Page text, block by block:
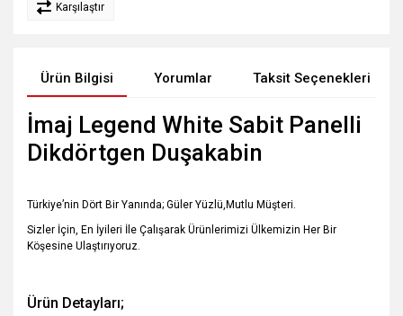
Karşılaştır
Ürün Bilgisi Yorumlar Taksit Seçenekleri
İmaj Legend White Sabit Panelli
Dikdörtgen Duşakabin
Türkiye’nin Dört Bir Yanında; Güler Yüzlü,Mutlu Müşteri.
Sizler İçin, En İyileri İle Çalışarak Ürünlerimizi Ülkemizin Her Bir
Köşesine Ulaştırıyoruz.
Ürün Detayları;